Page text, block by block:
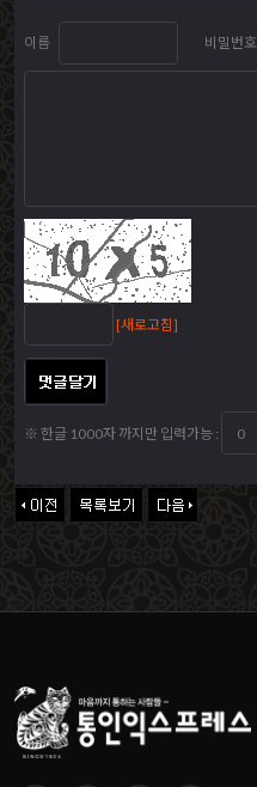
이름 비밀번호
[새로고침]
※ 한글 1000자 까지만 입력가능 :